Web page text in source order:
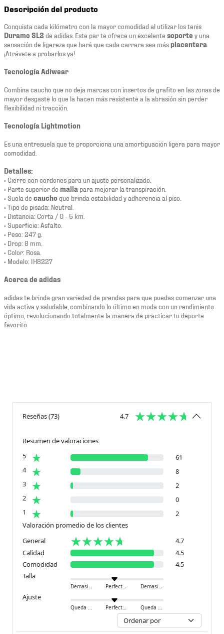
Descripción del producto
Conquista cada kilómetro con la mayor comodidad al utilizar los tenis
Duramo SL2 de adidas. Este par te ofrece un excelente soporte y una
sensación de ligereza que hará que cada carrera sea másplacentera
¡Atrévete a probarlos ya!
Tecnología Adiwear
Combina caucho que no deja marcas con insertos de grafito en las zonas de
mayor desgaste lo que la hacen más resistente a la abrasión sin perder
flexibilidad ni tracción.
Tecnología Lightmotion
Es una entresuela que te proporciona una amortiguación ligera para mayor
comodidad.
Detalles:
• Cierre con cordones para un ajuste personalizado.
• Parte superior de malla para mejorar la transpiración.
• Suela de caucho que brinda estabilidad y adherencia al piso.
• Tipo de pisada: Neutral.
• Distancia: Corta / 0 - 5 km.
• Superficie: Asfalto.
• Peso: 247 g.
• Drop: 8 mm.
• Color: Rosa.
• Modelo: IH8227
Acerca de adidas
adidas te brinda gran variedad de prendas para que puedas comenzar una
vida activa y saludable, combinando lo último en moda con un rendimiento
óptimo, revolucionando totalmente la manera de practicar tu deporte
favorito.
Reseñas(73) 4.7
Resumen de valoraciones
5
61
4
8
3
2
2
0
1
2
Valoración promedio de los clientes
General
4.7
Calidad
4.5
Comodidad
4.5
Talla
Demasiado pequeño Perfecto Demasiado grande
Ajuste
Queda ajustado Perfecto Queda holgado